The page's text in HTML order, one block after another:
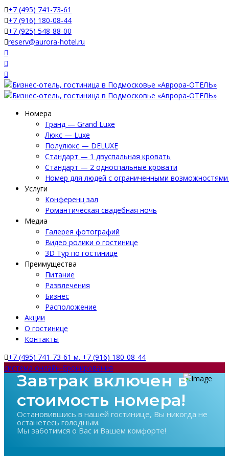
+7 (495) 741-73-61
+7 (916) 180-08-44
+7 (925) 548-88-00
reserv@aurora-hotel.ru
Номера
Гранд — Grand Luxe
Люкс — Luxe
Полулюкс — DELUXE
Стандарт — 1 двуспальная кровать
Стандарт — 2 односпальные кровати
Номер для людей с ограниченными возможностями
Услуги
Конференц зал
Романтическая свадебная ночь
Медиа
Галерея фотографий
Видео ролики о гостинице
3D Тур по гостинице
Преимущества
Питание
Развлечения
Бизнес
Расположение
Акции
О гостинице
Контакты
+7 (495) 741-73-61 м. +7 (916) 180-08-44
система онлайн-бронирования
Завтрак включен в
стоимость номера!
Остановившись в нашей гостинице, Вы никогда не
останетесь голодным.
Мы заботимся о Вас и Вашем комфорте!